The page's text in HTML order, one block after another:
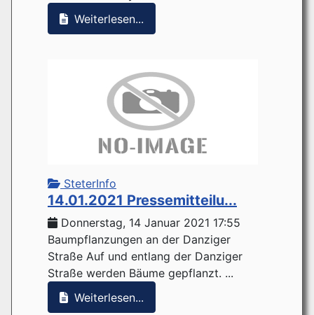
Weiterlesen...
SteterInfo
14.01.2021 Pressemitteilu...
Donnerstag, 14 Januar 2021 17:55
Baumpflanzungen an der Danziger
Straße Auf und entlang der Danziger
Straße werden Bäume gepflanzt. ...
Weiterlesen...